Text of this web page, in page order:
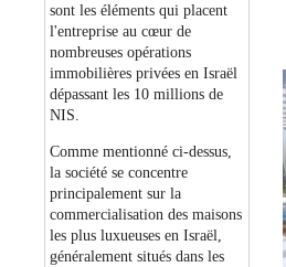
sont les éléments qui placent
l'entreprise au cœur de
nombreuses opérations
immobilières privées en Israël
dépassant les 10 millions de
NIS.
Comme mentionné ci-dessus,
la société se concentre
principalement sur la
commercialisation des maisons
les plus luxueuses en Israël,
généralement situés dans les